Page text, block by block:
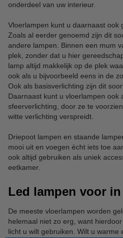
onderdeel van uw interieur.
Vloerlampen kunt u daarnaast ook
Zoals al eerder genoemd zijn dit
andere lampen. Binnen een mum
plek, zonder dat u hier
lamp altijd makkelijk op de plek
ook als u bijvoorbeeld eens in de
Ook als basisverlichting zijn dit
Daarnaast kunt u vloerlampen ook
sfeerverlichting, door ze te
witte verlichting verspreidt.
Driepoot lampen en staande
mooi uit en voegen écht iets toe
ook altijd gebruiken als uniek
eetkamer.
Led lampen voor
De meeste vloerlampen worden
helemaal niet zo erg, want
licht u wilt gebruiken. Wilt u warme